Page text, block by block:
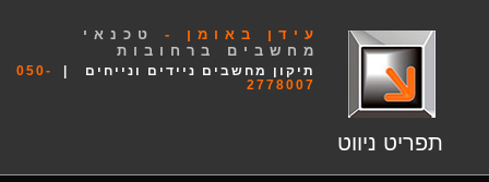
עידן באומן -
טכנאי
מחשבים ברחובות
תיקון מחשבים ניידים ונייחים |
050-
2778007
תפריט ניווט